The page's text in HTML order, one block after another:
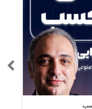
را تعیین
که
می‌شود: